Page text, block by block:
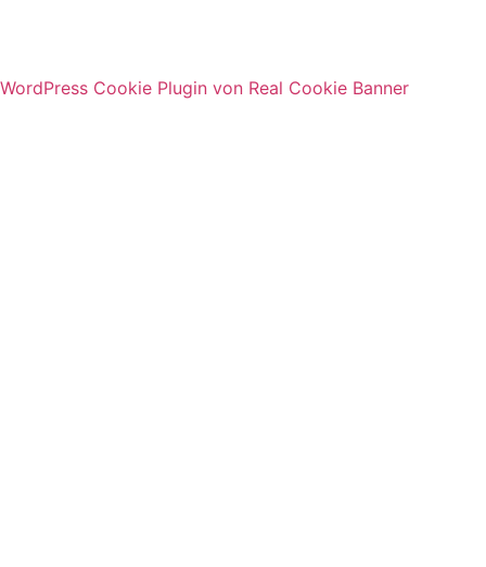
WordPress Cookie Plugin von Real Cookie Banner